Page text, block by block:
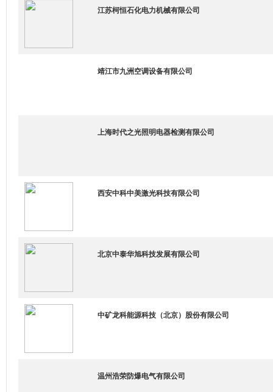
江苏柯恒石化电力机械有限公司
靖江市九洲空调设备有限公司
上海时代之光照明电器检测有限公司
西安中科中美激光科技有限公司
北京中泰华旭科技发展有限公司
中矿龙科能源科技（北京）股份有限公司
温州浩荣防爆电气有限公司